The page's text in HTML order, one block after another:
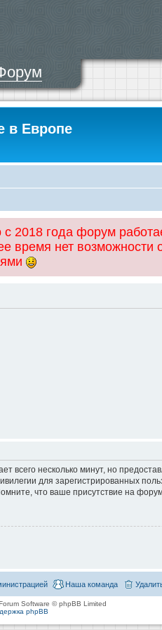
в Европе
2018 года форум
время нет возможности
всего несколько минут, но
для зарегистрированных
что ваше присутствие на
Наша команда
Software © phpBB Limited
phpBB